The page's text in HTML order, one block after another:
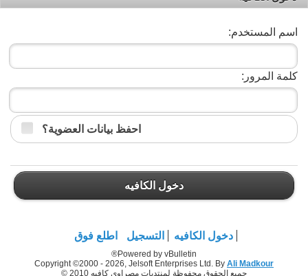
اسم المستخدم:
كلمة المرور:
احفظ بيانات العضوية؟
دخول الكافيه
دخول الكافيه التسجيل اطلع فوق
Powered by vBulletin®
Copyright ©2000 - 2026, Jelsoft Enterprises Ltd. By Ali Madkour
جميع الحقوق محفوظة لمنتديات مصراوي كافيه 2010 ©